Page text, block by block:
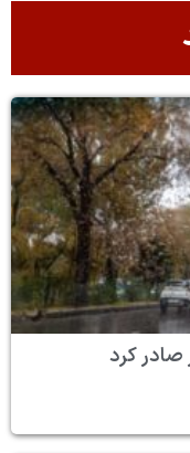
صادر کرد